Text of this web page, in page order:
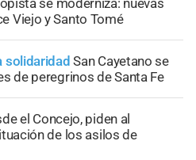
se moderniza: nuevas
Viejo y Santo Tomé
solidaridad San Cayetano se
de peregrinos de Santa Fe
el Concejo, piden al
de los asilos de